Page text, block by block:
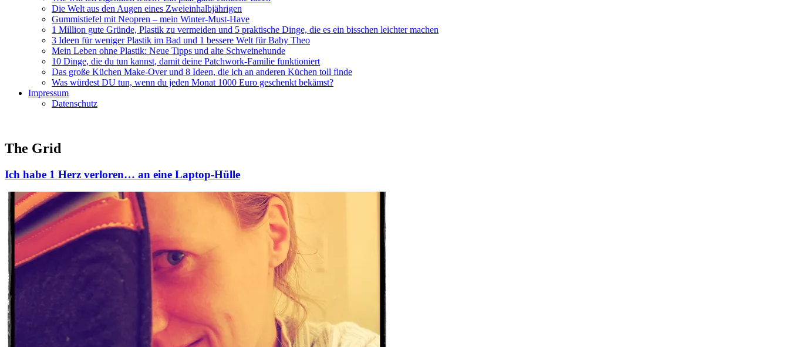
Die Welt aus den Augen eines Zweieinhalbjährigen
Gummistiefel mit Neopren – mein Winter-Must-Have
1 Million gute Gründe, Plastik zu vermeiden und 5 praktische Dinge, die es ein bisschen leichter machen
3 Ideen für weniger Plastik im Bad und 1 bessere Welt für Baby Theo
Mein Leben ohne Plastik: Neue Tipps und alte Schweinehunde
10 Dinge, die du tun kannst, damit deine Patchwork-Familie funktioniert
Das große Küchen Make-Over und 8 Ideen, die ich an anderen Küchen toll finde
Was würdest DU tun, wenn du jeden Monat 1000 Euro geschenkt bekämst?
Impressum
Datenschutz
The Grid
Ich habe 1 Herz verloren… an eine Laptop-Hülle